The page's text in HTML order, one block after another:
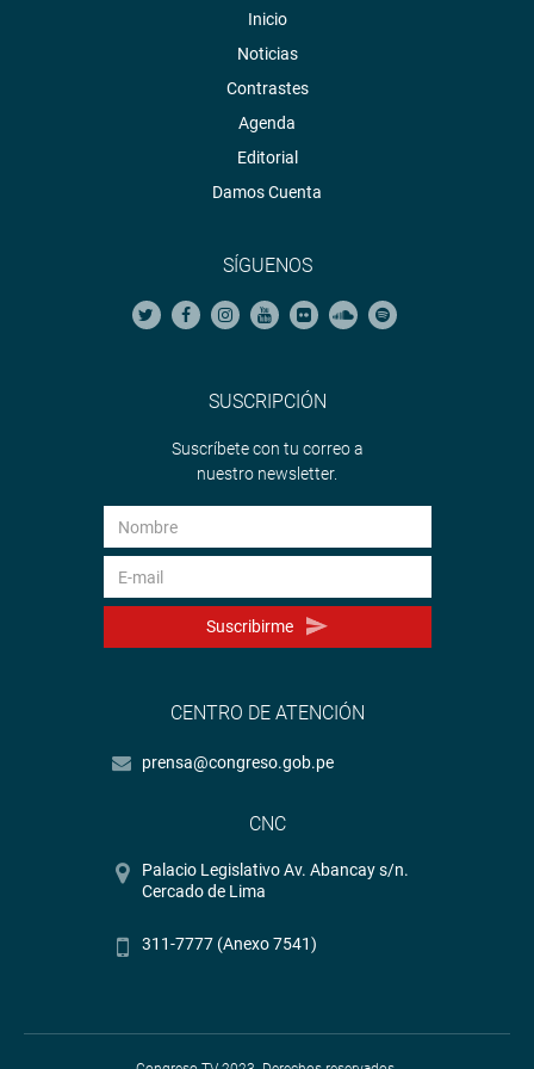
Inicio
Noticias
Contrastes
Agenda
Editorial
Damos Cuenta
SÍGUENOS
SUSCRIPCIÓN
Suscríbete con tu correo a
nuestro newsletter.
Suscribirme
CENTRO DE ATENCIÓN
prensa@congreso.gob.pe
CNC
Palacio Legislativo Av. Abancay s/n.
Cercado de Lima
311-7777 (Anexo 7541)